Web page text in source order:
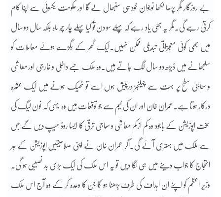
بے روزگار مگر پڑھا لکھا نوجوان خود ہی سنبھال لے گا اور حکومت یکسوئی سے اپنا کام
کرتی رہے گی۔مگر یہ بھی یاد رہے کہ پہلے سو دن تو کیا پہلے چار چھ ماہ بلکہ سال دو سال
میں بھی کوئی معجزاتی تبدیلی ممکن نہیں۔ایک گھر کے بگڑے ہوئے معاملات کو
سلجھانے میں ڈیڑھ دو سال لگ جاتے ہیں۔وہ ملک جسے داخلی و خارجی اور معاشی
و سماجی سطح پر بہت سے چیلنجز درپیش ہوں اسے تو ٹھیک ہونے میں ایک عشرہ
درکار ہوتا ہے۔عمران خان اور ان کی ٹیم سے جو توقعات ہیں وہ یہی کہ نون لیگ کی
سخت اپوزیشن کے باجود وہ کم از کم معاشی و سماجی ترقی کا ایسا روڈ میپ دیں گے جس
سے ملک میں بہتری آئے گی۔اگر عمران خان نے اپنی صلاحیتیں اپوزیشن کے ہر
احتجاج کا جواب دینے میں ہی لگا دیں تو یہ اس ملک کی ایک بڑی بد نصیبی ہو گی۔
وزیر اعظم کو اپنے ان اہداف کی طرف بڑھنا ہو گا جن کا وعدہ کر کے وہ آج اس ملک